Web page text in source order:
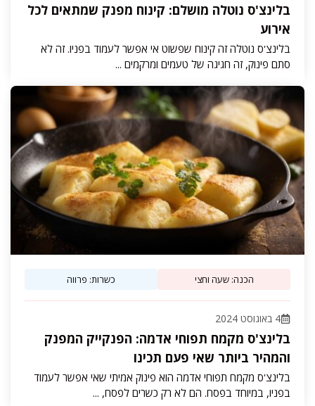
בלינצ'ס נוטלה מושלם: קינוח מפנק שמתאים לכל
אירוע
בלינצ'ס נוטלה זה קינוח שפשוט אי אפשר לעמוד בפניו. זה לא
סתם פינוק, זה חגיגה של טעמים ומרקמים ...
הכנה: שעה וחצי כשרות: פרווה
4 באוגוסט 2024
בלינצ'ס מקמח תפוחי אדמה: הפנקייק המפנק
והמהיר ביותר שאי פעם תכינו
בלינצ'ס מקמח תפוחי אדמה הוא פינוק אמיתי שאי אפשר לעמוד
בפניו, במיוחד בפסח. הם לא רק כשרים לפסח, ...